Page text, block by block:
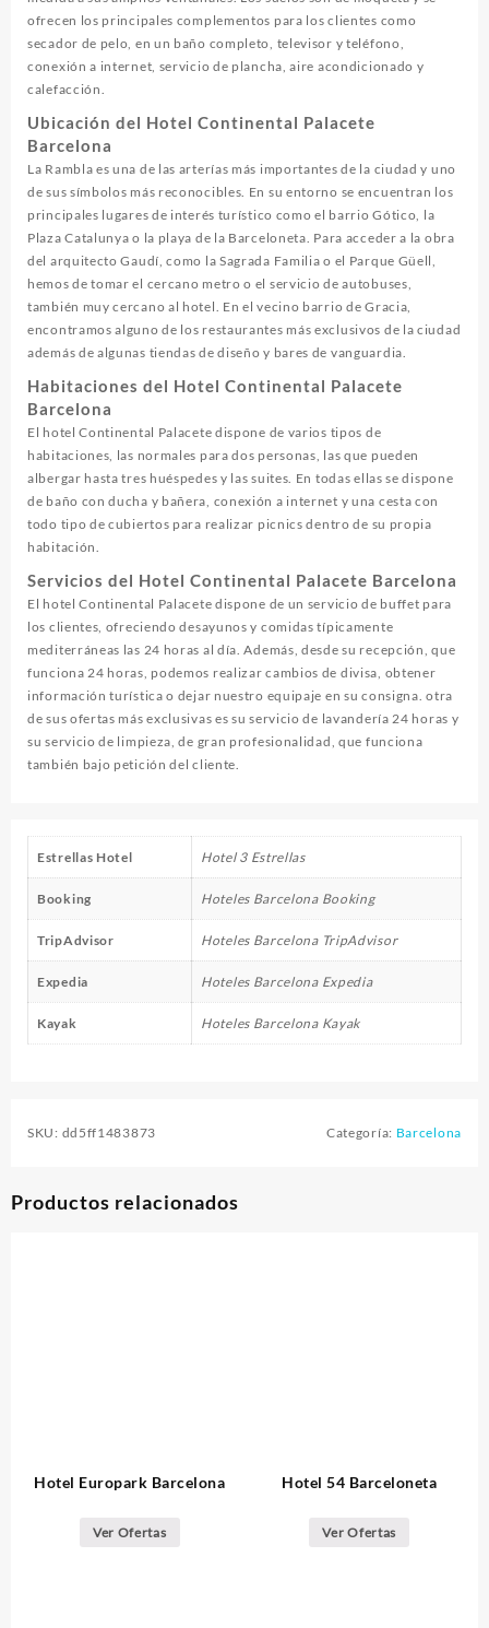
ofrecen los principales complementos para los clientes como
secador de pelo, en un baño completo, televisor y teléfono,
conexión a internet, servicio de plancha, aire acondicionado y
calefacción.
Ubicación del Hotel Continental Palacete
Barcelona
La Rambla es una de las arterías más importantes de la ciudad y uno
de sus símbolos más reconocibles. En su entorno se encuentran los
principales lugares de interés turístico como el barrio Gótico, la
Plaza Catalunya o la playa de la Barceloneta. Para acceder a la obra
del arquitecto Gaudí, como la Sagrada Familia o el Parque Güell,
hemos de tomar el cercano metro o el servicio de autobuses,
también muy cercano al hotel. En el vecino barrio de Gracia,
encontramos alguno de los restaurantes más exclusivos de la ciudad
además de algunas tiendas de diseño y bares de vanguardia.
Habitaciones del Hotel Continental Palacete
Barcelona
El hotel Continental Palacete dispone de varios tipos de
habitaciones, las normales para dos personas, las que pueden
albergar hasta tres huéspedes y las suites. En todas ellas se dispone
de baño con ducha y bañera, conexión a internet y una cesta con
todo tipo de cubiertos para realizar picnics dentro de su propia
habitación.
Servicios del Hotel Continental Palacete Barcelona
El hotel Continental Palacete dispone de un servicio de buffet para
los clientes, ofreciendo desayunos y comidas típicamente
mediterráneas las 24 horas al día. Además, desde su recepción, que
funciona 24 horas, podemos realizar cambios de divisa, obtener
información turística o dejar nuestro equipaje en su consigna. otra
de sus ofertas más exclusivas es su servicio de lavandería 24 horas y
su servicio de limpieza, de gran profesionalidad, que funciona
también bajo petición del cliente.
Estrellas Hotel Hotel 3 Estrellas
Booking Hoteles Barcelona Booking
TripAdvisor Hoteles Barcelona TripAdvisor
Expedia Hoteles Barcelona Expedia
Kayak Hoteles Barcelona Kayak
SKU: dd5ff1483873 Categoría: Barcelona
Productos relacionados
Hotel Europark Barcelona
Ver Ofertas
Hotel 54 Barceloneta
Ver Ofertas